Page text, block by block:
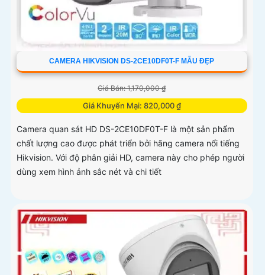
CAMERA HIKVISION DS-2CE10DF0T-F MẪU ĐẸP
Giá Bán: 1,170,000 ₫
Giá Khuyến Mại: 820,000 ₫
Camera quan sát HD DS-2CE10DF0T-F là một sản phẩm
chất lượng cao được phát triển bởi hãng camera nổi tiếng
Hikvision. Với độ phân giải HD, camera này cho phép người
dùng xem hình ảnh sắc nét và chi tiết